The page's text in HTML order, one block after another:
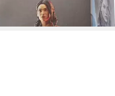
lieferbar - in 3-4 Werktagen bei dir